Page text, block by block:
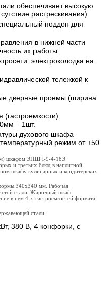
обеспечивает высокую
растрескивания).
поддон для
в нижней части
их работы.
электроколодка на
тележкой к
дверные проемы (ширина
(гастроемкости):
– 1шт.
духового шкафа
режим от +50
шкафом ЭПШЧ-9-4-18Э
и третьих блюд в наплитной
шкафу кулинарных и кондитерских
340х340 мм. Рабочая
стали. Жарочный шкаф
в нем 4-х гастроемкостей формата
стали.
380 В, 4 конфорки, с